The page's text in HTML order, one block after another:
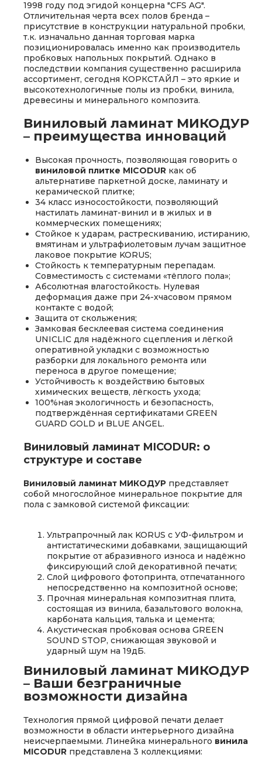
1998 году под эгидой концерна "CFS AG".
Отличительная черта всех полов бренда –
присутствие в конструкции натуральной пробки,
т.к. изначально данная торговая марка
позиционировалась именно как производитель
пробковых напольных покрытий. Однако в
последствии компания существенно расширила
ассортимент, сегодня КОРКСТАЙЛ – это яркие и
высокотехнологичные полы из пробки, винила,
древесины и минерального композита.
Виниловый ламинат МИКОДУР
– преимущества инноваций
Высокая прочность, позволяющая говорить о
виниловой плитке MICODUR как об
альтернативе паркетной доске, ламинату и
керамической плитке;
34 класс износостойкости, позволяющий
настилать ламинат-винил и в жилых и в
коммерческих помещениях;
Стойкое к ударам, растрескиванию, истиранию,
вмятинам и ультрафиолетовым лучам защитное
лаковое покрытие KORUS;
Стойкость к температурным перепадам.
Совместимость с системами «тёплого пола»;
Абсолютная влагостойкость. Нулевая
деформация даже при 24-хчасовом прямом
контакте с водой;
Защита от скольжения;
Замковая бесклеевая система соединения
UNICLIC для надёжного сцепления и лёгкой
оперативной укладки с возможностью
разборки для локального ремонта или
переноса в другое помещение;
Устойчивость к воздействию бытовых
химических веществ, лёгкость ухода;
100%ная экологичность и безопасность,
подтверждённая сертификатами GREEN
GUARD GOLD и BLUE ANGEL.
Виниловый ламинат MICODUR: о
структуре и составе
Виниловый ламинат МИКОДУР представляет
собой многослойное минеральное покрытие для
пола с замковой системой фиксации:
Ультрапрочный лак KORUS с УФ-фильтром и
антистатическими добавками, защищающий
покрытие от абразивного износа и надёжно
фиксирующий слой декоративной печати;
Слой цифрового фотопринта, отпечатанного
непосредственно на композитной основе;
Прочная минеральная композитная плита,
состоящая из винила, базальтового волокна,
карбоната кальция, талька и цемента;
Акустическая пробковая основа GREEN
SOUND STOP, снижающая звуковой и
ударный шум на 19дБ.
Виниловый ламинат МИКОДУР
– Ваши безграничные
возможности дизайна
Технология прямой цифровой печати делает
возможности в области интерьерного дизайна
неисчерпаемыми. Линейка минерального винила
MICODUR представлена 3 коллекциями: